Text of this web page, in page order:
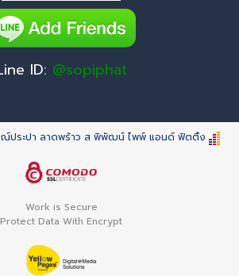
ID: @sopiphat
ณ์ประปา ลาดพร้าว ส พิพัฒน์ ไพพ์ แอนด์ ฟิตติ้ง
Work is Secure
Protect Data With Encrypt